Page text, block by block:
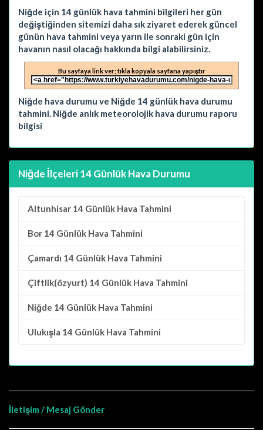
Niğde için 14 günlük hava tahmini bilgileri her gün
değiştiğinden sitemizi daha sık ziyaret ederek güncel
günün hava tahmini veya yarın ile sonraki gün için
havanın nasıl olacağı hakkında bilgi alabilirsiniz.
Bu sayfaya link ver; tıkla kopyala sayfana yapıştır
Niğde hava durumu ve Niğde 14 günlük hava durumu
tahmini. Niğde anlık meteorolojik hava durumu raporu
bilgisi
Niğde İlçeleri 14 Günlük Hava Durumu
Altunhisar 14 Günlük Hava Tahmini
Bor 14 Günlük Hava Tahmini
Çamardı 14 Günlük Hava Tahmini
Çiftlik(özyurt) 14 Günlük Hava Tahmini
Niğde 14 Günlük Hava Tahmini
Ulukışla 14 Günlük Hava Tahmini
İletişim / Mesaj Gönder